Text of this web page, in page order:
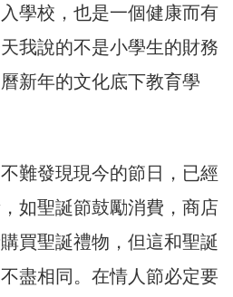
學校，也是一個健康而有
我說的不是小學生的財務
新年的文化底下教育學
難發現現今的節日，已經
如聖誕節鼓勵消費，商店
買聖誕禮物，但這和聖誕
盡相同。在情人節必定要